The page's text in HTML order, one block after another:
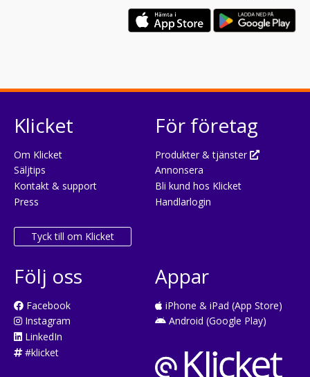
Klicket
Om Klicket
Säljtips
Kontakt & support
Press
Tyck till om Klicket
För företag
Produkter & tjänster
Annonsera
Bli kund hos Klicket
Handlarlogin
Följ oss
Facebook
Instagram
LinkedIn
#klicket
Appar
iPhone & iPad (App Store)
Android (Google Play)